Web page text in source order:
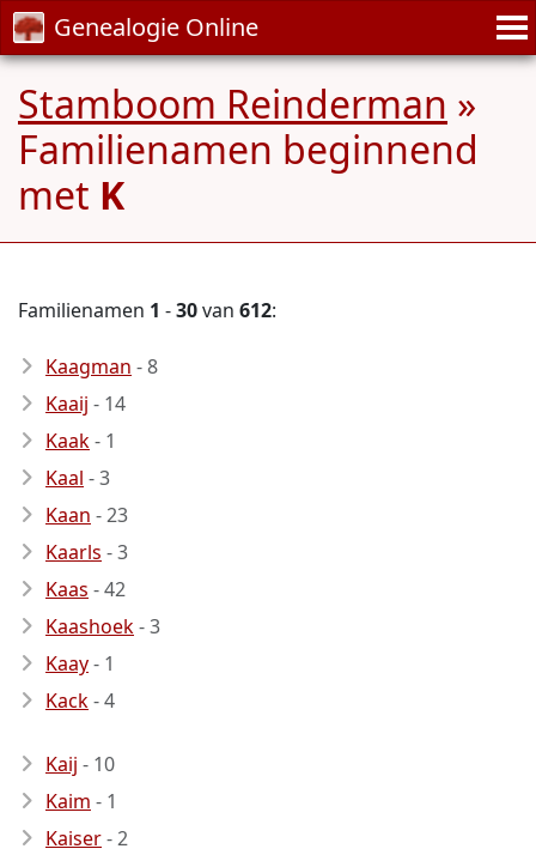
Genealogie Online
Stamboom Reinderman »
Familienamen beginnend
met K
Familienamen 1 -30van 612:
Kaagman - 8
Kaaij - 14
Kaak- 1
Kaal - 3
Kaan - 23
Kaarls - 3
Kaas - 42
Kaashoek- 3
Kaay- 1
Kack- 4
Kaij - 10
Kaim - 1
Kaiser- 2